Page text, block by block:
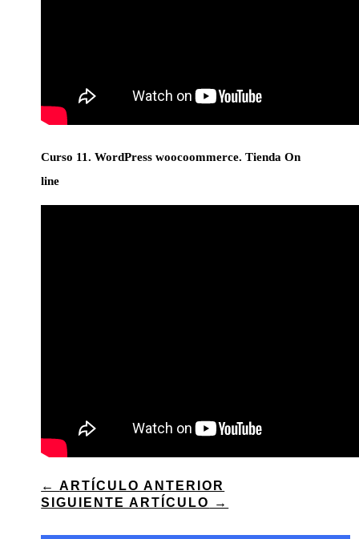
Curso 11. WordPress woocoommerce. Tienda On
line
←ARTÍCULO ANTERIOR
SIGUIENTE ARTÍCULO
→